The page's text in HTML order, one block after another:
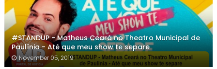
#STANDUP - Matheus Ceará no Theatro Municipal de
Paulínia - Até que meu show te separe
November 05, 2019